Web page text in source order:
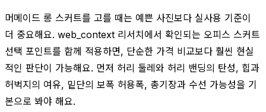
머메이드 롱 스커트를 고를 때는 예쁜 사진보다 실사용 기준이
더 중요해요. web_context 리서치에서 확인되는 오피스 스커트
선택 포인트를 함께 적용하면, 단순한 가격 비교보다 훨씬 현실
적인 판단이 가능해요. 먼저 허리 둘레와 허리 밴딩의 탄성, 힙과
허벅지의 여유, 밑단의 보폭 허용폭, 총기장과 수선 가능성을 기
본으로 봐야 해요.